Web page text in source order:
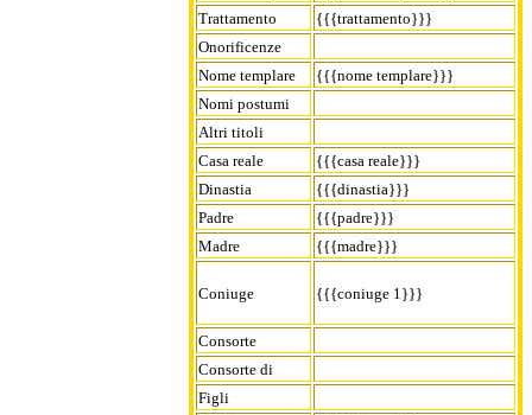
Trattamento
{{{trattamento}}}
Onorificenze
Nome templare
{{{nome templare}}}
Nomi postumi
Altri titoli
Casa reale
{{{casa reale}}}
Dinastia
{{{dinastia}}}
Padre
{{{padre}}}
Madre
{{{madre}}}
Coniuge {{{coniuge 1}}}
Consorte
Consorte di
Figli